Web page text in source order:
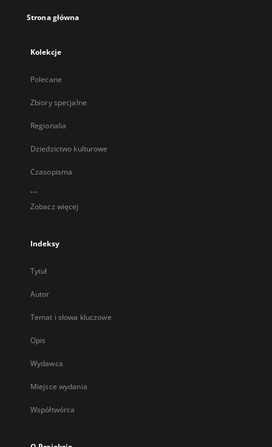
Strona główna
Kolekcje
Polecane
Zbiory specjalne
Regionalia
Dziedzictwo kulturowe
Czasopisma
...
Zobacz więcej
Indeksy
Tytuł
Autor
Temat i słowa kluczowe
Opis
Wydawca
Miejsce wydania
Współtwórca